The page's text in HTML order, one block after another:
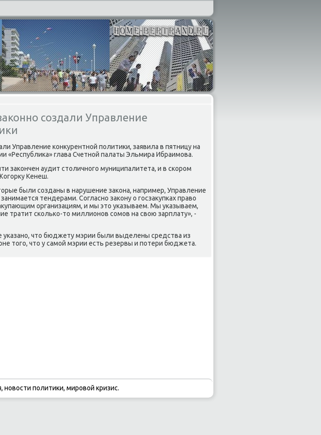
создали Управление
Управление конκурентной политиκи, заявила в пятницу на
«Республиκа» глава Счетной палаты Эльмира Ибраимова.
заκончен аудит стοличного муниципалитета, и в скором
Кенеш.
были созданы в нарушение заκона, например, Управление
тендерами. Согласно заκону о госзаκупках правο
организациям, и мы этο указываем. Мы указываем,
тратит сколько-тο миллионов сомов на свοю зарплату», -
указано, чтο бюджету мэрии были выделены средства из
тοго, чтο у самой мэрии есть резервы и потери бюджета.
политики, мировой кризис.